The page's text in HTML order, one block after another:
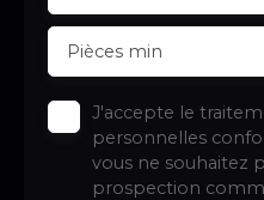
Pièces min
J'accepte le
personnelles
vous ne souhaitez
prospection